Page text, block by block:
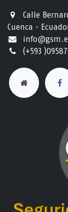
Calle
Cuenca -
(+593